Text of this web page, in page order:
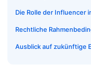
Die Rolle der Influencer
Rechtliche
Ausblick auf zukünftige